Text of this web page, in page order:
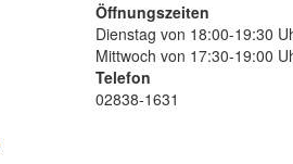
Öffnungszeiten
Dienstag von 18:00-19:30
Mittwoch von 17:30-19:00
Telefon
02838-1631